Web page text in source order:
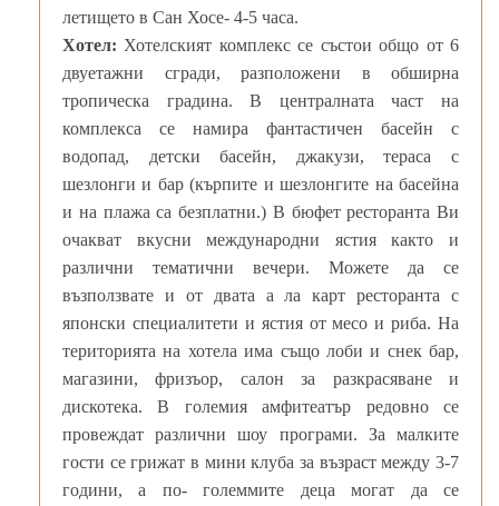
летището в Сан Хосе- 4-5 часа.
Хотел: Хотелският комплекс се състои общо от 6
двуетажни сгради, разположени в обширна
тропическа градина. В централната част на
комплекса се намира фантастичен басейн с
водопад, детски басейн, джакузи, тераса с
шезлонги и бар (кърпите и шезлонгите на басейна
и на плажа са безплатни.) В бюфет ресторанта Ви
очакват вкусни международни ястия както и
различни тематични вечери. Можете да се
възползвате и от двата а ла карт ресторанта с
японски специалитети и ястия от месо и риба. На
територията на хотела има също лоби и снек бар,
магазини, фризъор, салон за разкрасяване и
дискотека. В големия амфитеатър редовно се
провеждат различни шоу програми. За малките
гости се грижат в мини клуба за възраст между 3-7
години, а по- големмите деца могат да се